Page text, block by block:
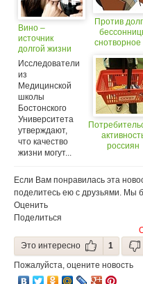
Вино –
источник
долгой жизни
Исследователи
из
Медицинской
школы
Бостонского
Университета
утверждают,
что качество
жизни могут...
Против
снотворное
россиян
Если Вам понравилась эта
поделитесь ею с друзьями. Мы
Оценить
Поделиться
Это интересно
1
Пожалуйста, оцените новость